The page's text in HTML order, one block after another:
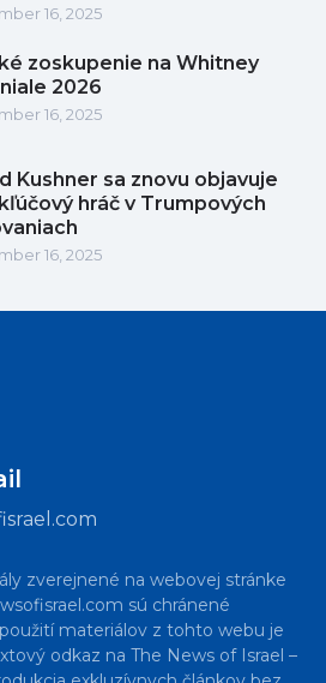
16, 2025
zoskupenie na Whitney
2026
16, 2025
Kushner sa znovu objavuje
hráč v Trumpových
16, 2025
zverejnené na webovej stránke
sú chránené
materiálov z tohto webu je
odkaz na The News of Israel –